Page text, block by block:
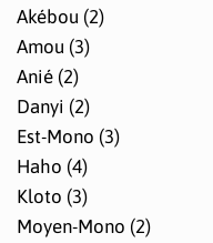
Akébou (2)
Amou (3)
Anié (2)
Danyi (2)
Est-Mono (3)
Haho (4)
Kloto (3)
Moyen-Mono (2)